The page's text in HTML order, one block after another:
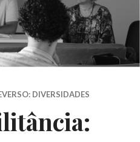
DIVERSIDADES